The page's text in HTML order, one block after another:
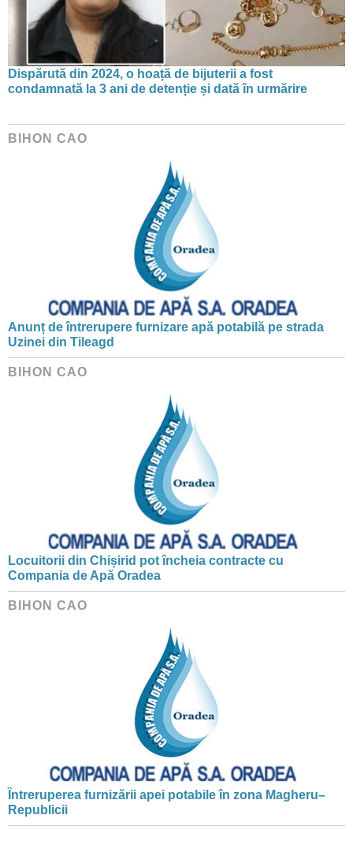
Dispărută din 2024, o hoață de bijuterii a fost
condamnată la 3 ani de detenție și dată în urmărire
BIHON CAO
Anunț de întrerupere furnizare apă potabilă pe strada
Uzinei din Tileagd
BIHON CAO
Locuitorii din Chișirid pot încheia contracte cu
Compania de Apă Oradea
BIHON CAO
Întreruperea furnizării apei potabile în zona Magheru–
Republicii